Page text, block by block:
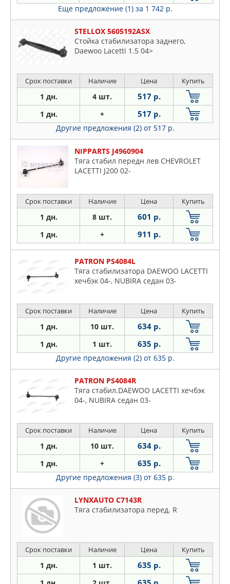
Еще предложение (1) за 1 742 р.
STELLOX 5605192ASX
Стойка стабилизатора заднего,
Daewoo Lacetti 1.5 04>
Срок поставки Наличие Цена Купить
1 дн. 4 шт. 517 р.
1 дн. + 517 р.
Другие предложения (2) от 517 р.
NIPPARTS J4960904
Тяга стабил передн лев CHEVROLET
LACETTI J200 02-
Срок поставки Наличие Цена Купить
1 дн. 8 шт. 601 р.
1 дн. + 911 р.
PATRON PS4084L
Тяга стабилизатора DAEWOO LACETTI
хечбэк 04-, NUBIRA седан 03-
Срок поставки Наличие Цена Купить
1 дн. 10 шт. 634 р.
1 дн. 1 шт. 635 р.
Другие предложения (2) от 635 р.
PATRON PS4084R
Тяга стабил.DAEWOO LACETTI хечбэк
04-, NUBIRA седан 03-
Срок поставки Наличие Цена Купить
1 дн. 10 шт. 634 р.
1 дн. + 635 р.
Другие предложения (3) от 635 р.
LYNXAUTO C7143R
Тяга стабилизатора перед. R
Срок поставки Наличие Цена Купить
1 дн. 1 шт. 635 р.